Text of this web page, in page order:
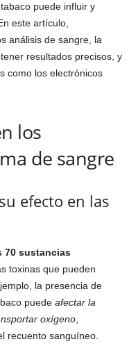
puede influir y
este artículo,
análisis de sangre, la
resultados precisos, y
como los electrónicos
los
de sangre
efecto en las
70 sustancias
toxinas que pueden
la presencia de
puede afectar la
oxígeno
recuento sanguíneo.